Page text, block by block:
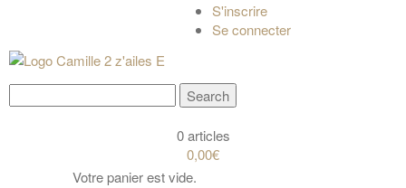
S'inscrire
Se connecter
0 articles
0,00€
Votre panier est vide.